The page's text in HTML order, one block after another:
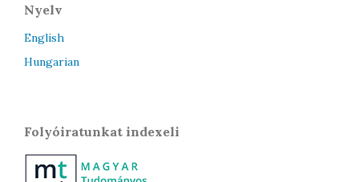
Nyelv
English
Hungarian
Folyóiratunkat indexeli